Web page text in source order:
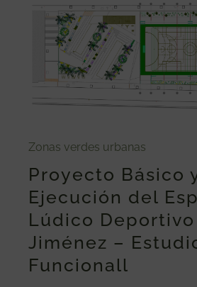
Zonas verdes urbanas
Proyecto Básico
Ejecución del
Lúdico Deportivo
Jiménez –
Funcionall